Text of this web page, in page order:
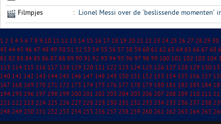
Filmpjes : Lionel Messi over de ‘beslissende momenten’
1 2 3 4 5 6 7 8 9 10 11 12 13 14 15 16 17 18 19 20 21 22 23 24 25 26 27 28 29 30
43 44 45 46 47 48 49 50 51 52 53 54 55 56 57 58 59 60 61 62 63 64 65 66 67 68
81 82 83 84 85 86 87 88 89 90 91 92 93 94 95 96 97 98 99 100 101 102 103 104
113 114 115 116 117 118 119 120 121 122 123 124 125 126 127 128 129 130
140 141 142 143 144 145 146 147 148 149 150 151 152 153 154 155 156 157
167 168 169 170 171 172 173 174 175 176 177 178 179 180 181 182 183 184
194 195 196 197 198 199 200 201 202 203 204 205 206 207 208 209 210 211
221 222 223 224 225 226 227 228 229 230 231 232 233 234 235 236 237 238
248 249 250 251 252 253 254 255 256 257 258 259 260 261 262 263 264 265